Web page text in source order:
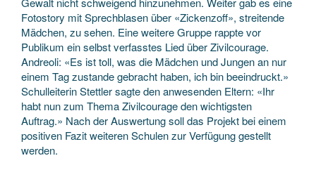
Fotostory mit Sprechblasen über «Zickenzoff», streitende
Mädchen, zu sehen. Eine weitere Gruppe rappte vor
Publikum ein selbst verfasstes Lied über Zivilcourage.
Andreoli: «Es ist toll, was die Mädchen und Jungen an nur
einem Tag zustande gebracht haben, ich bin beeindruckt.»
Schulleiterin Stettler sagte den anwesenden Eltern: «Ihr
habt nun zum Thema Zivilcourage den wichtigsten
Auftrag.» Nach der Auswertung soll das Projekt bei einem
positiven Fazit weiteren Schulen zur Verfügung gestellt
werden.